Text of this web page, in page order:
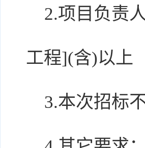
2.项目负责
工程](含)以上
3.本次招标